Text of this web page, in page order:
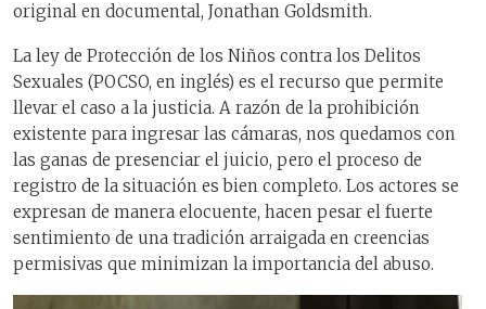
original en documental, Jonathan Goldsmith.
La ley de Protección de los Niños contra los Delitos
Sexuales (POCSO, en inglés) es el recurso que permite
llevar el caso a la justicia. A razón de la prohibición
existente para ingresar las cámaras, nos quedamos con
las ganas de presenciar el juicio, pero el proceso de
registro de la situación es bien completo. Los actores se
expresan de manera elocuente, hacen pesar el fuerte
sentimiento de una tradición arraigada en creencias
permisivas que minimizan la importancia del abuso.